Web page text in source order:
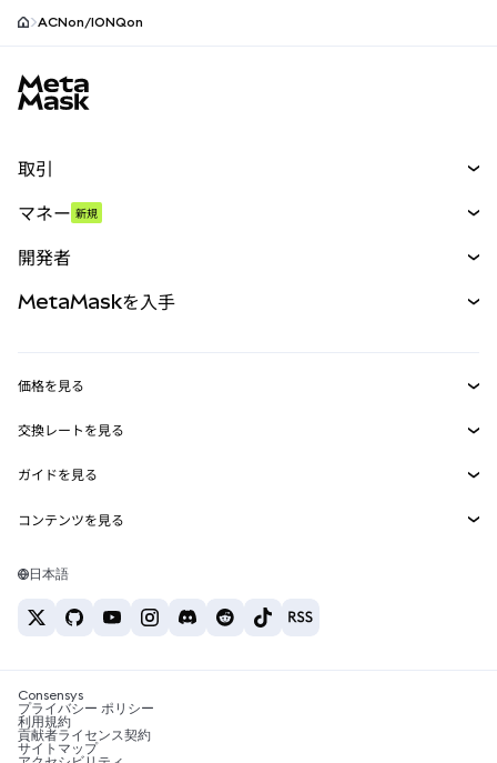
ACNon/IONQon
取引
パーペチュアル
RWA
マネー 新規
開発者
MetaMask Connect
Snaps
Web3サービス
MetaMaskを入手
セキュリティ
サポート
キャリア
お問い合わせ
価格を見る
イーサリアムの価格
Solanaの価格
Tetherの価格
交換レートを見る
ETH→USD
USDT→INR
BTC→INR
ETH→USDT
ガイドを見る
ETHの購入
USDTの購入
SHIBの購入
BNBの購入
コンテンツを見る
Solanaウォレット
税制関連ニュース
暗号資産の購入方法は？
日本語
Consensys
プライバシー ポリシー
利用規約
貢献者ライセンス契約
サイトマップ